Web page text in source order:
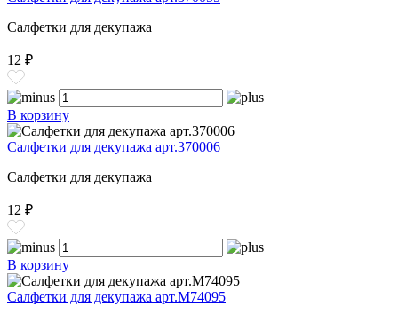
Салфетки для декупажа
12 ₽
В корзину
Салфетки для декупажа арт.370006
Салфетки для декупажа
12 ₽
В корзину
Салфетки для декупажа арт.М74095